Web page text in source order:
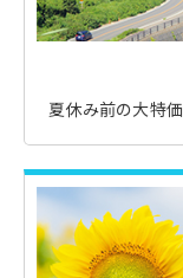
夏休み前の大特